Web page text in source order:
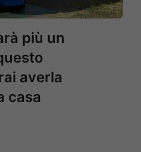
più un
averla
casa